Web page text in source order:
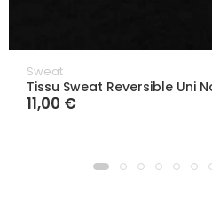
Sweat
Tissu Sweat Reversible Uni
11,00 €